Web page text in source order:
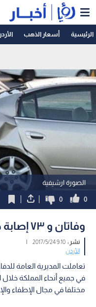
الرئيسية أسعار الذهب
الصورة ارشيفية
0
0
وفاتان و ٧٣ إصابة خلال الـ٢٤ ساعة الماضية
نشر :9:10 2017/5/24
|
الأردن
تعاملت المديرية العامة
مختلفا في مجال الإطفاء والإنقاذ